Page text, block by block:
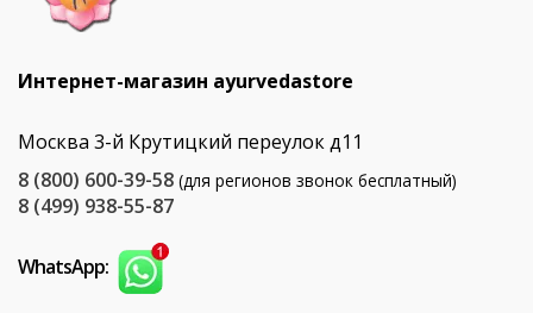
Интернет-магазин ayurvedastore
Москва 3-й Крутицкий переулок д11
8 (800) 600-39-58 (для регионов звонок бесплатный)
8 (499) 938-55-87
WhatsApp: